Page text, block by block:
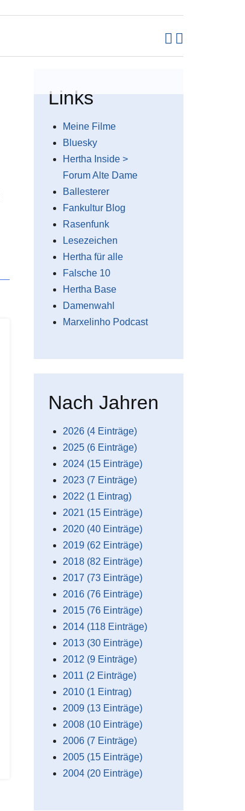
Links
Meine Filme
Bluesky
Hertha Inside >
Forum Alte Dame
Ballesterer
Fankultur Blog
Rasenfunk
Lesezeichen
Hertha für alle
Falsche 10
Hertha Base
Damenwahl
Marxelinho Podcast
Nach Jahren
2026 (4 Einträge)
2025 (6 Einträge)
2024 (15 Einträge)
2023 (7 Einträge)
2022 (1 Eintrag)
2021 (15 Einträge)
2020 (40 Einträge)
2019 (62 Einträge)
2018 (82 Einträge)
2017 (73 Einträge)
2016 (76 Einträge)
2015 (76 Einträge)
2014 (118 Einträge)
2013 (30 Einträge)
2012 (9 Einträge)
2011 (2 Einträge)
2010 (1 Eintrag)
2009 (13 Einträge)
2008 (10 Einträge)
2006 (7 Einträge)
2005 (15 Einträge)
2004 (20 Einträge)